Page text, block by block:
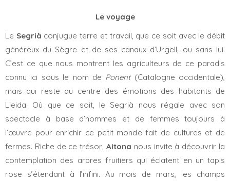
Le voyage
Le Segrià conjugue terre et travail, que ce soit avec le débit
généreux du Sègre et de ses canaux d’Urgell, ou sans lui.
C’est ce que nous montrent les agriculteurs de ce paradis
connu ici sous le nom de Ponent(Catalogne occidentale),
mais qui reste au centre des émotions des habitants de
Lleida. Où que ce soit, le Segrià nous régale avec son
spectacle à base d’hommes et de femmes toujours à
l’œuvre pour enrichir ce petit monde fait de cultures et de
fermes. Riche de ce trésor, Aitona nous invite à découvrir la
contemplation des arbres fruitiers qui éclatent en un tapis
rose s’étendant à l’infini. Au mois de mars, les champs